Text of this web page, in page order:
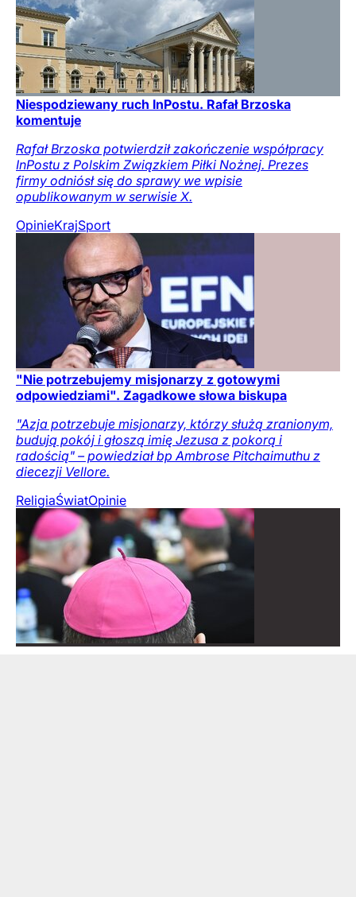
Niespodziewany ruch InPostu. Rafał Brzoska
komentuje
Rafał Brzoska potwierdził zakończenie współpracy
InPostu z Polskim Związkiem Piłki Nożnej. Prezes
firmy odniósł się do sprawy we wpisie
opublikowanym w serwisie X.
OpinieKrajSport
"Nie potrzebujemy misjonarzy z gotowymi
odpowiedziami". Zagadkowe słowa biskupa
"Azja potrzebuje misjonarzy, którzy służą zranionym,
budują pokój i głoszą imię Jezusa z pokorą i
radością" – powiedział bp Ambrose Pitchaimuthu z
diecezji Vellore.
ReligiaŚwiatOpinie